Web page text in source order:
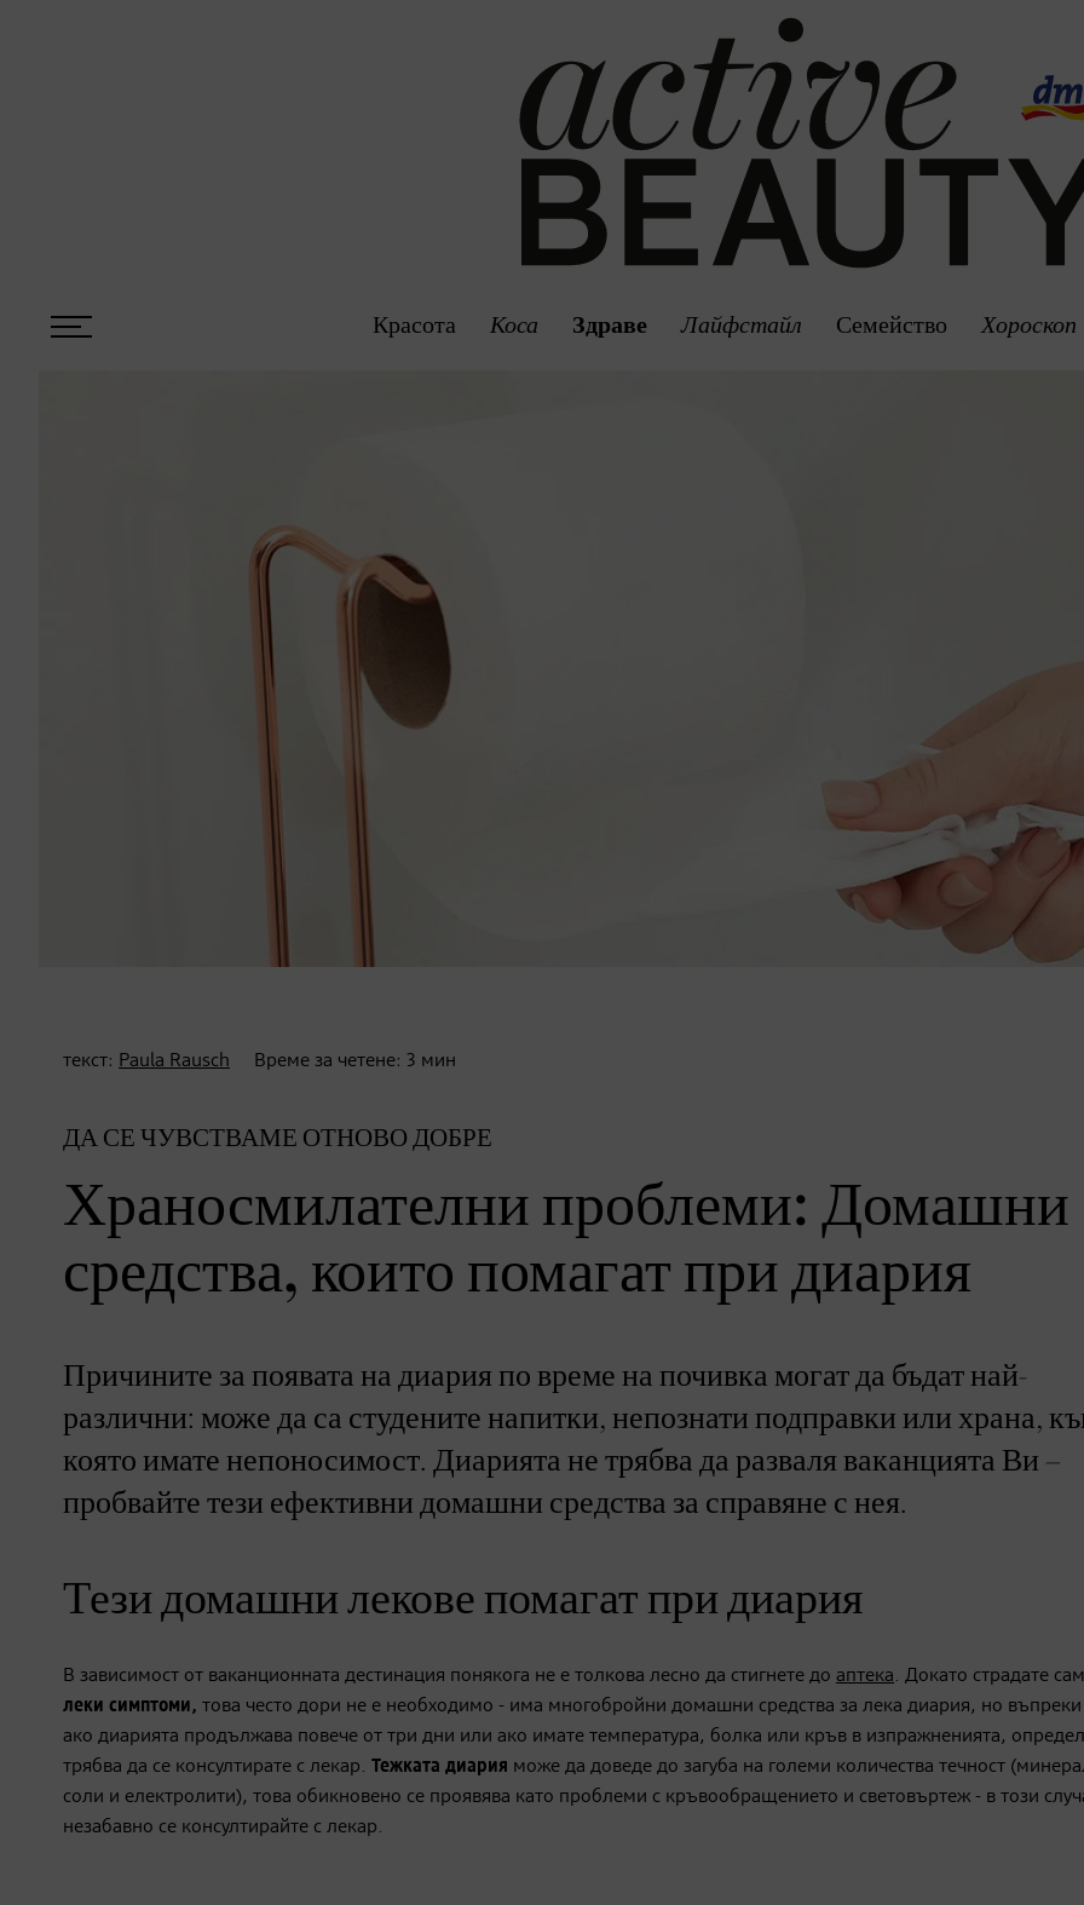
Красота Коса Здраве Лайфстайл Семейство Хороскоп
текст: Paula Rausch Време за четене: 3 мин
ДА СЕ ЧУВСТВАМЕ ОТНОВО ДОБРЕ
Храносмилателни проблеми: Домашни
средства, които помагат при диария
Причините за появата на диария по време на почивка могат да бъдат най-
различни: може да са студените напитки, непознати подправки или храна,
която имате непоносимост. Диарията не трябва да разваля ваканцията Ви –
пробвайте тези ефективни домашни средства за справяне с нея.
Тези домашни лекове помагат при диария
В зависимост от ваканционната дестинация понякога не е толкова лесно да стигнете до аптека. Докато страдате
леки симптоми, това често дори не е необходимо - има многобройни домашни средства за лека диария, но въпреки
ако диарията продължава повече от три дни или ако имате температура, болка или кръв в изпражненията,
трябва да се консултирате с лекар. Тежката диария може да доведе до загуба на големи количества течност
соли и електролити), това обикновено се проявява като проблеми с кръвообращението и световъртеж - в този
незабавно се консултирайте с лекар.